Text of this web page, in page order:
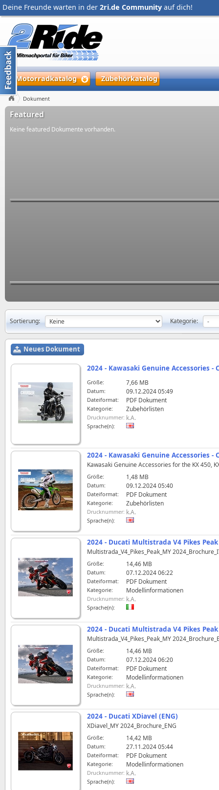
Deine Freunde warten in der 2ri.de Community auf dich!
Motorradkatalog Zubehörkatalog
Dokument
Featured
Keine featured Dokumente vorhanden.
Sortierung: Kategorie:
Neues Dokument
2024 - Kawasaki Genuine Accessories -
Größe: 7,66 MB
Datum: 09.12.2024 05:49
Dateiformat: PDF Dokument
Kategorie: Zubehörlisten
Drucknummer: k.A.
Sprache(n):
2024 - Kawasaki Genuine Accessories -
Kawasaki Genuine Accessories for the KX 450,
Größe: 1,48 MB
Datum: 09.12.2024 05:40
Dateiformat: PDF Dokument
Kategorie: Zubehörlisten
Drucknummer: k.A.
Sprache(n):
2024 - Ducati Multistrada V4 Pikes Peak
Multistrada_V4_Pikes_Peak_MY
Größe: 14,46 MB
Datum: 07.12.2024 06:22
Dateiformat: PDF Dokument
Kategorie: Modellinformationen
Drucknummer: k.A.
Sprache(n):
2024 - Ducati Multistrada V4 Pikes Peak
Multistrada_V4_Pikes_Peak_MY
Größe: 14,46 MB
Datum: 07.12.2024 06:20
Dateiformat: PDF Dokument
Kategorie: Modellinformationen
Drucknummer: k.A.
Sprache(n):
2024 - Ducati XDiavel (ENG)
XDiavel_MY 2024_Brochure_ENG
Größe: 14,42 MB
Datum: 27.11.2024 05:44
Dateiformat: PDF Dokument
Kategorie: Modellinformationen
Drucknummer: k.A.
Sprache(n):